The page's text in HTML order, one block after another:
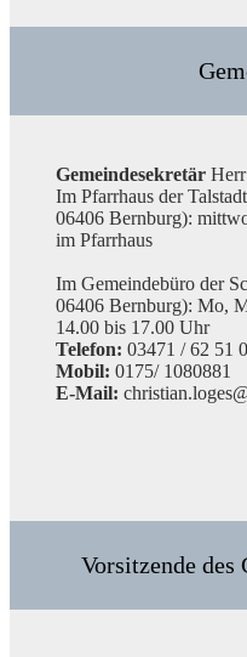
Gemeindesekretär
Im Pfarrhaus der
06406 Bernburg):
im Pfarrhaus
Im Gemeindebüro der
06406 Bernburg): Mo,
14.00 bis 17.00 Uhr
Telefon: 03471 / 62 51
Mobil: 0175/ 1080881
E-Mail:
Vorsitzende des